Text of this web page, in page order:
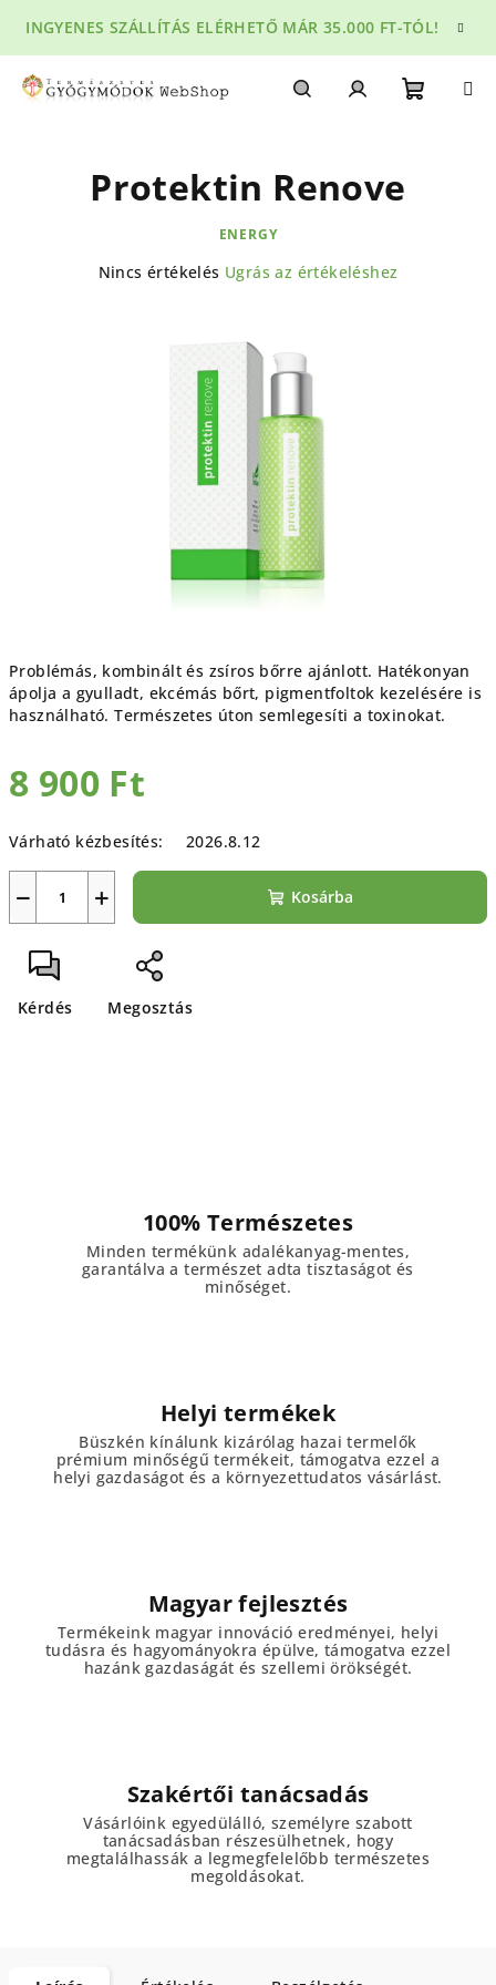
fő
tartalomhoz
INGYENES SZÁLLÍTÁS ELÉRHETŐ MÁR 35.000 FT-TÓL!
Problémás, kombinált és zsíros bőrre ajánlott. Hatékonyan
ápolja a gyulladt, ekcémás bőrt, pigmentfoltok kezelésére is
használható. Természetes úton semlegesíti a toxinokat.
8 900 Ft
Várható kézbesítés:
2026.8.12
+
− Kosárba
Kérdés Megosztás
Protektin Renove
ENERGY
A
Nincs értékelés Ugrás az értékeléshez
100% Természetes
Minden termékünk adalékanyag-mentes,
garantálva a természet adta tisztaságot és
minőséget.
Helyi termékek
Büszkén kínálunk kizárólag hazai termelők
prémium minőségű termékeit, támogatva ezzel a
helyi gazdaságot és a környezettudatos vásárlást.
Magyar fejlesztés
Termékeink magyar innováció eredményei, helyi
tudásra és hagyományokra épülve, támogatva ezzel
hazánk gazdaságát és szellemi örökségét.
Szakértői tanácsadás
Vásárlóink egyedülálló, személyre szabott
tanácsadásban részesülhetnek, hogy
megtalálhassák a legmegfelelőbb természetes
megoldásokat.